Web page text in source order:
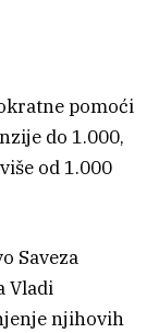
pomoći
do 1.000,
od 1.000
Saveza
Vladi
njihovih